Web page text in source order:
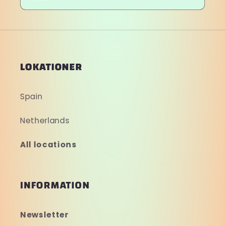
LOKATIONER
Spain
Netherlands
All locations
INFORMATION
Newsletter